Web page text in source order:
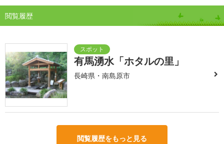
閲覧履歴
有馬湧水「ホタルの里」
長崎県・南島原市
閲覧履歴をもっと見る